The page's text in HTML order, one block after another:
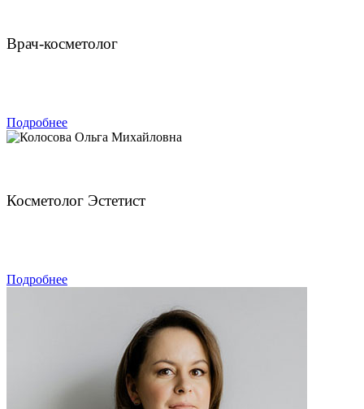
Врач-косметолог
Подробнее
Косметолог Эстетист
Подробнее